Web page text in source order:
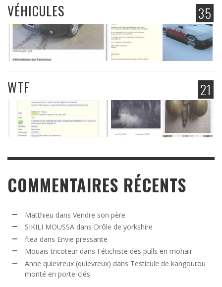
35
VÉHICULES
21
WTF
COMMENTAIRES RÉCENTS
Matthieu dans Vendre son père
SIKILI MOUSSA dans Drôle de yorkshire
ftea dans Envie pressante
Mouais tricoteur dans Fétichiste des pulls en mohair
Anne quievreux (quievreux) dans Testicule de kangourou
monté en porte-clés